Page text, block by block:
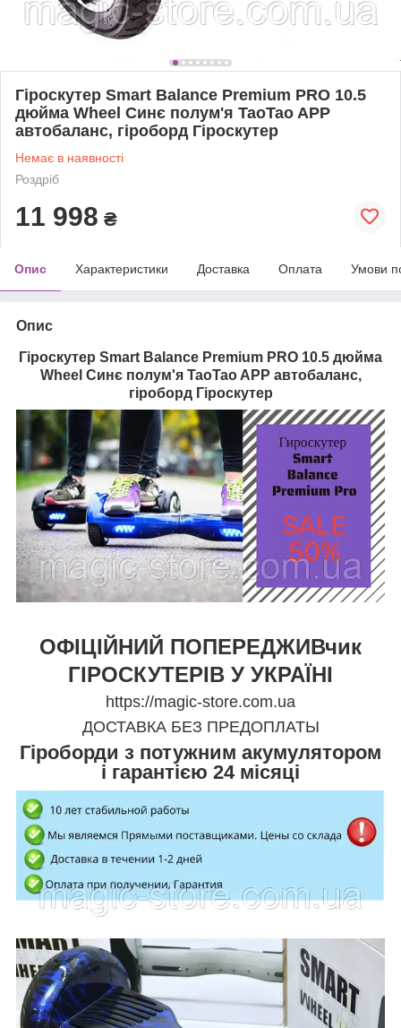
Гіроскутер Smart Balance Premium PRO 10.5
дюйма Wheel Синє полум'я TaoTao APP
автобаланс, гіроборд Гіроскутер
Немає в наявності
Роздріб
11 998 ₴
Опис Характеристики Доставка Оплата Умови
Опис
Гіроскутер Smart Balance Premium PRO 10.5 дюйма
Wheel Синє полум'я TaoTao APP автобаланс,
гіроборд Гіроскутер
ОФІЦІЙНИЙ ПОПЕРЕДЖИВчик
ГІРОСКУТЕРІВ У УКРАЇНІ
https://magic-store.com.ua
ДОСТАВКА БЕЗ ПРЕДОПЛАТЫ
Гіроборди з потужним акумулятором
і гарантією 24 місяці